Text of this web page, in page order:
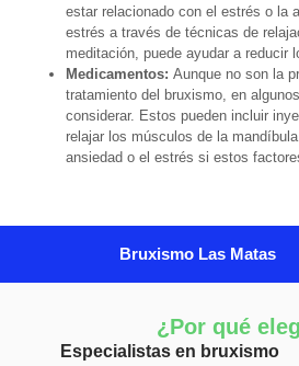
estar relacionado con el estrés o la
estrés a través de técnicas de
meditación, puede ayudar a reducir
Medicamentos: Aunque no son la
tratamiento del bruxismo, en
considerar. Estos pueden incluir
relajar los músculos de la
ansiedad o el estrés si estos
Bruxismo Las Matas
¿Por qué
Especialistas en bruxismo